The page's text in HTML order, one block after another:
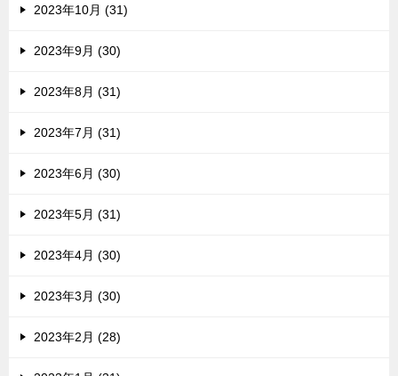
2023年10月 (31)
2023年9月 (30)
2023年8月 (31)
2023年7月 (31)
2023年6月 (30)
2023年5月 (31)
2023年4月 (30)
2023年3月 (30)
2023年2月 (28)